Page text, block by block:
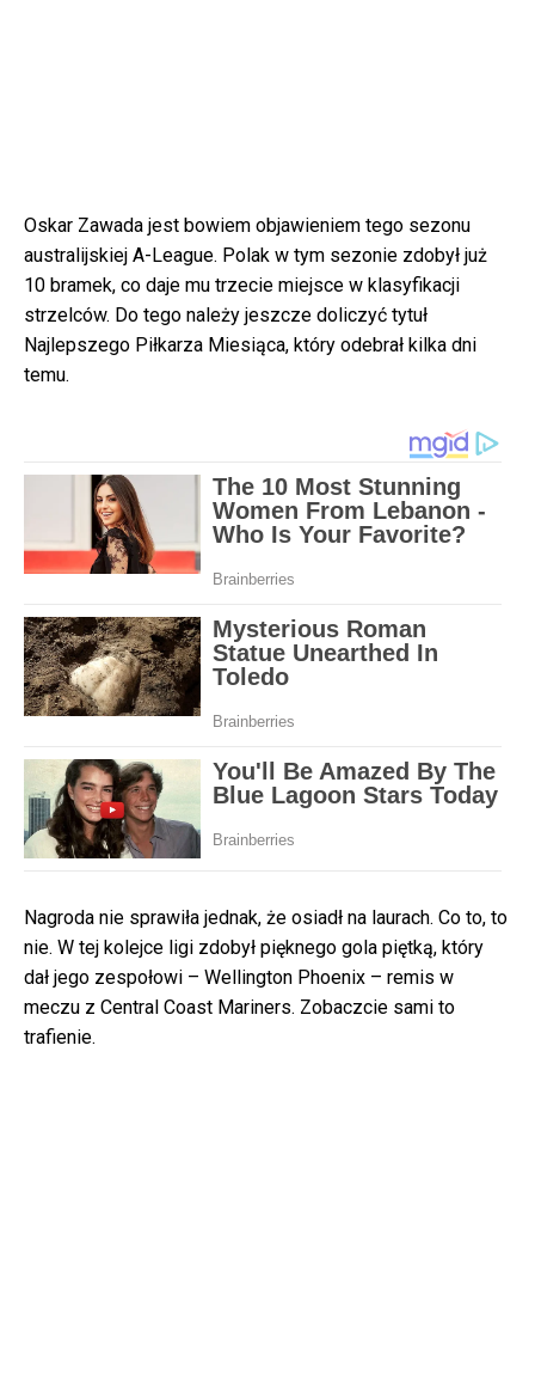
Oskar Zawada jest bowiem objawieniem tego sezonu
australijskiej A-League. Polak w tym sezonie zdobył już
10 bramek, co daje mu trzecie miejsce w klasyfikacji
strzelców. Do tego należy jeszcze doliczyć tytuł
Najlepszego Piłkarza Miesiąca, który odebrał kilka dni
temu.
Nagroda nie sprawiła jednak, że osiadł na laurach. Co to, to
nie. W tej kolejce ligi zdobył pięknego gola piętką, który
dał jego zespołowi – Wellington Phoenix – remis w
meczu z Central Coast Mariners. Zobaczcie sami to
trafienie.